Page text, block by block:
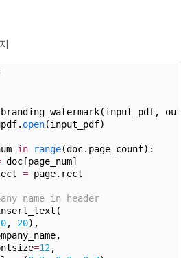
open(input_pdf)
in range(doc.page_count):
doc[page_num]
= page.rect
name in header
, 20),
=12,